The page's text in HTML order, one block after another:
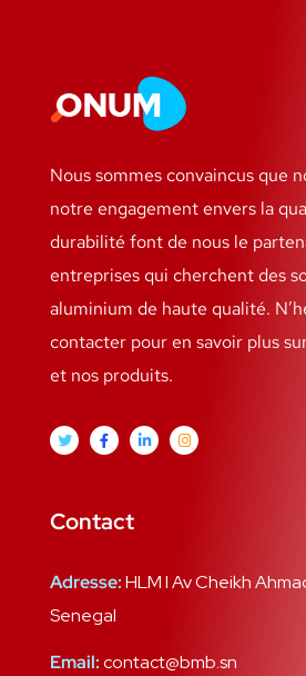
Nous sommes convaincus que
notre engagement envers la
durabilité font de nous le
entreprises qui cherchent des
aluminium de haute qualité.
contacter pour en savoir plus
et nos produits.
Contact
Adresse:HLM I Av Cheikh
Senegal
Email:contact@bmb.sn